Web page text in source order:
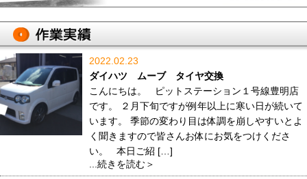
2022.02.23
ダイハツ ムーブ タイヤ交換
こんにちは。 ピットステーション１号線豊明店
です。 ２月下旬ですが例年以上に寒い日が続いて
います。 季節の変わり目は体調を崩しやすいとよ
く聞きますので皆さんお体にお気をつけくださ
い。 本日ご紹 […]
...続きを読む＞